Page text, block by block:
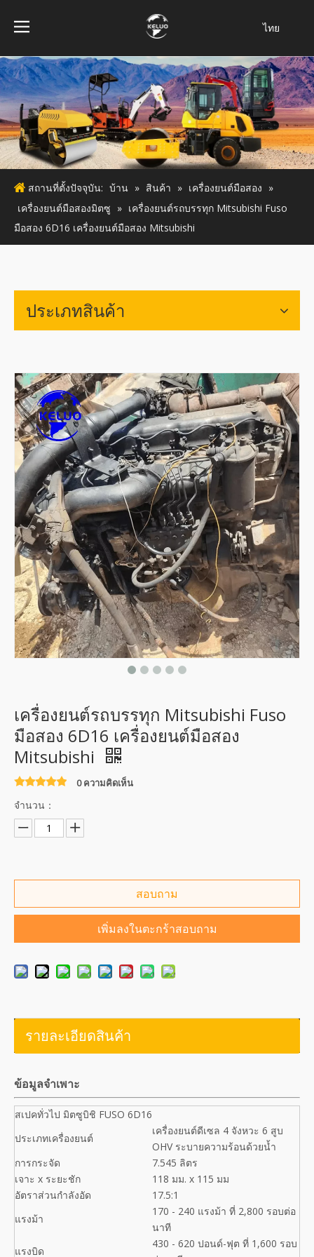
ไทย
Bahasa
indonesia
Türk dili
Italiano
Deutsch
Português
Español
Pусский
สถานที่ตั้งปัจจุบัน: บ้าน » สินค้า » เครื่องยนต์มือสอง »
เครื่องยนต์มือสองมิตซู » เครื่องยนต์รถบรรทุก Mitsubishi Fuso
มือสอง 6D16 เครื่องยนต์มือสอง Mitsubishi
ประเภทสินค้า
เครื่องยนต์รถบรรทุก Mitsubishi Fuso
มือสอง 6D16 เครื่องยนต์มือสอง
Mitsubishi
0 ความคิดเห็น
จำนวน：
สอบถาม
เพิ่มลงในตะกร้าสอบถาม
รายละเอียดสินค้า
ข้อมูลจำเพาะ
สเปคทั่วไป มิตซูบิชิ FUSO 6D16
ประเภทเครื่องยนต์
เครื่องยนต์ดีเซล 4 จังหวะ 6 สูบ
OHV ระบายความร้อนด้วยน้ำ
การกระจัด
7.545 ลิตร
เจาะ x ระยะชัก
118 มม. x 115 มม
อัตราส่วนกำลังอัด
17.5:1
แรงม้า
170 - 240 แรงม้า ที่ 2,800 รอบต่อ
นาที
แรงบิด
430 - 620 ปอนด์-ฟุต ที่ 1,600 รอบ